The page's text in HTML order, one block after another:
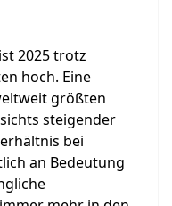
2025 trotz
hoch. Eine
größten
steigender
bei
an Bedeutung